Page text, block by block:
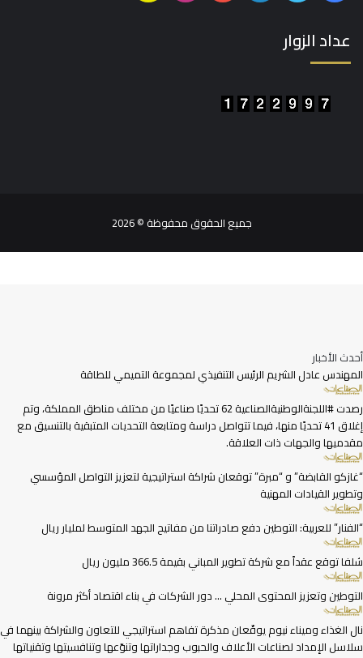
عداد الزوار
جميع الحقوق محفوظة © 2026
أحدث الأخبار
المهندس عادل الشريم الرئيس التنفيذي لمجموعة التميمي للطاقة
رصدت #اللجنةالوطنيةالصناعية 62 تحديًا صناعيًا من مختلف مناطق المملكة، وتم
إغلاق 41 تحديًا منها، فيما تتواصل دراسة ومتابعة التحديات المتبقية بالتنسيق مع
مقدميها والجهات ذات العلاقة.
“غازكو القابضة” و “مبرة” توقعان شراكة استراتيجية لتعزيز التواصل المؤسسي
وتطوير القيادات المهنية
“الفنار” للعربية: التوطين دفع صادراتنا من مفاتيح الجهد المتوسط لمليار ريال
شلفا توقع عقداً مع شركة تطوير المباني بقيمة 366.5 مليون ريال
التوطين وتعزيز المحتوى المحلي … دور الشركات في بناء اقتصاد أكثر مرونة
نال الغذاء وميناء نيوم يوقّعان مذكرة تفاهم استراتيجي للتعاون والشراكة بينهما في
سلاسل الإمداد لصناعات الأعلاف والحبوب وجداراتها وتنوّعها وتنافسيتها وتقنياتها